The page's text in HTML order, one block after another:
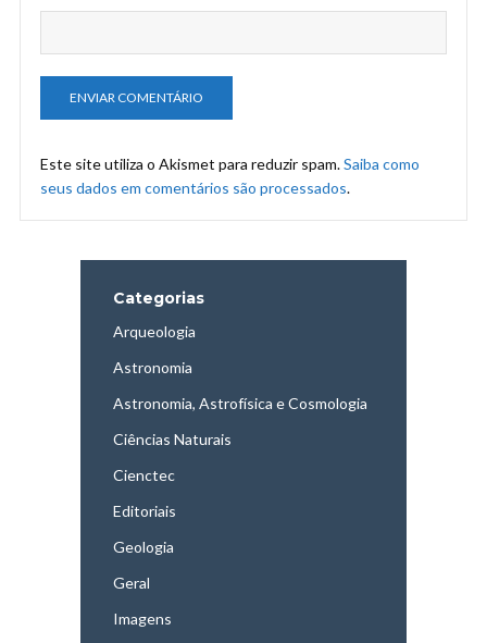
Este site utiliza o Akismet para reduzir spam.Saiba como
seus dados em comentários são processados.
Categorias
Arqueologia
Astronomia
Astronomia, Astrofísica e Cosmologia
Ciências Naturais
Cienctec
Editoriais
Geologia
Geral
Imagens